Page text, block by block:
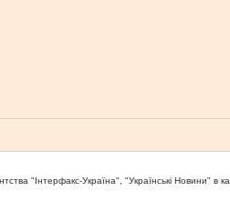
"Iнтерфакс-Україна", "Українськi Новини" в